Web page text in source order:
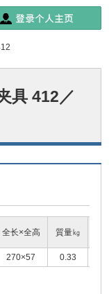
具 412／
全长×全高 質量㎏
270×57 0.33